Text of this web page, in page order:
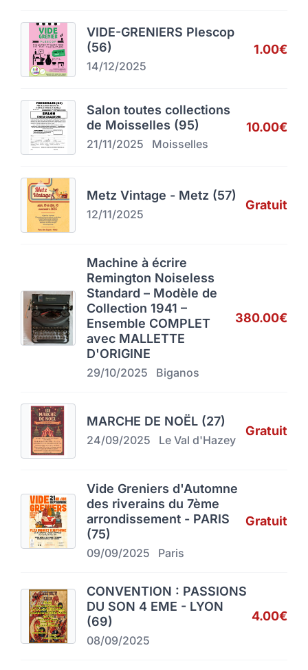
VIDE-GRENIERS Plescop
(56)
14/12/2025
1.00€
Salon toutes collections
de Moisselles (95)
21/11/2025 Moisselles
10.00€
Metz Vintage - Metz (57)
12/11/2025
Gratuit
Machine à écrire
Remington Noiseless
Standard – Modèle de
Collection 1941 –
Ensemble COMPLET
avec MALLETTE
D'ORIGINE
29/10/2025 Biganos
380.00€
MARCHE DE NOËL (27)
24/09/2025 Le Val d'Hazey
Gratuit
Vide Greniers d'Automne
des riverains du 7ème
arrondissement - PARIS
(75)
09/09/2025 Paris
Gratuit
CONVENTION : PASSIONS
DU SON 4 EME - LYON
(69)
08/09/2025
4.00€